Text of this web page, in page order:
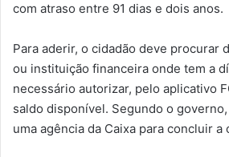
com atraso entre 91 dias e dois anos.
Para aderir, o cidadão deve procurar
ou instituição financeira onde tem a
necessário autorizar, pelo aplicativo
saldo disponível. Segundo o
uma agência da Caixa para concluir a